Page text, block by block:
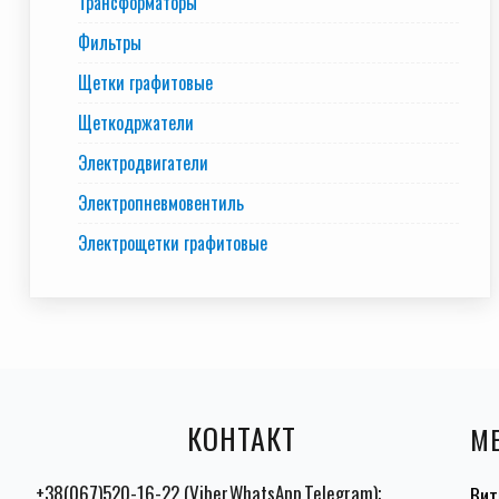
Фильтры
Щетки графитовые
Щеткодржатели
Электродвигатели
Электропневмовентиль
Электрощетки графитовые
КОНТАКТ
+38(067)520-16-22 (Viber,WhatsApp,Telegram);